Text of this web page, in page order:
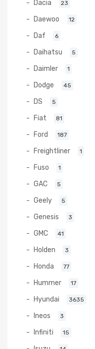
Dacia 23
Daewoo 12
Daf 6
Daihatsu 5
Daimler 1
Dodge 45
DS 5
Fiat 81
Ford 187
Freightliner 1
Fuso 1
GAC 5
Geely 5
Genesis 3
GMC 41
Holden 3
Honda 77
Hummer 17
Hyundai 3635
Ineos 3
Infiniti 15